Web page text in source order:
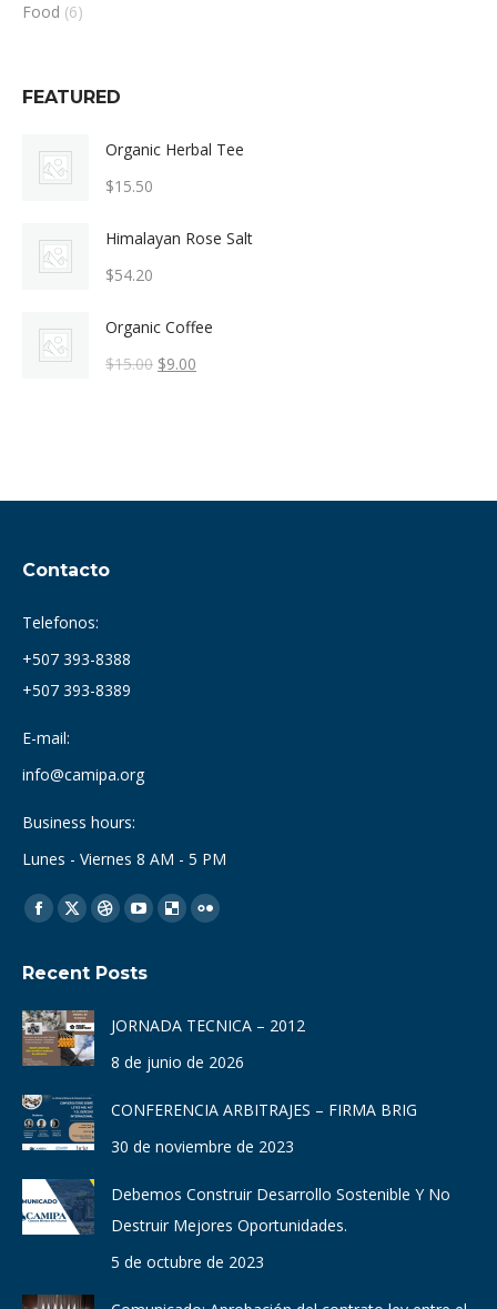
Food (6)
FEATURED
Organic Herbal Tee
$15.50
Himalayan Rose Salt
$54.20
Organic Coffee
$15.00 El
$9.00
Contacto
Telefonos:
+507 393-8388
+507 393-8389
E-mail:
info@camipa.org
Business hours:
Lunes - Viernes 8 AM - 5 PM
Find us on:
Facebook
opens
in
new
window
X
opens
in
new
window
Dribbble
opens
new
window
YouTube
opens
new
window
Delicious
new
window
Flickr
new
window
Recent Posts
JORNADA TECNICA – 2012
8 de junio de 2026
CONFERENCIA ARBITRAJES – FIRMA BRIG
30 de noviembre de 2023
Debemos Construir Desarrollo Sostenible Y No
Destruir Mejores Oportunidades.
5 de octubre de 2023